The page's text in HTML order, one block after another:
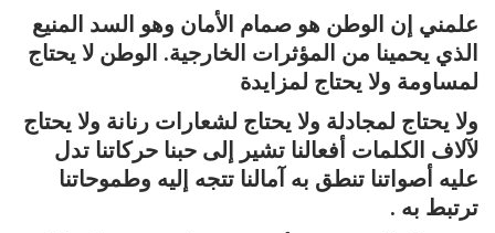
علمني إن الوطن هو صمام الأمان وهو السد المنيع
الذي يحمينا من المؤثرات الخارجية. الوطن لا يحتاج
لمساومة ولا يحتاج لمزايدة
ولا يحتاج لمجادلة ولا يحتاج لشعارات رنانة ولا يحتاج
لآلاف الكلمات أفعالنا تشير إلى حبنا حركاتنا تدل
عليه أصواتنا تنطق به آمالنا تتجه إليه وطموحاتنا
ترتبط به .